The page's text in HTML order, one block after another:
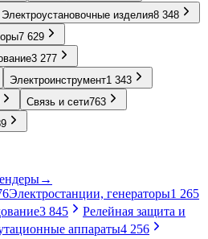
Электроустановочные изделия8 348
7 629
3 277
Электроинструмент1 343
Связь и сети763
→
Электростанции, генераторы1 265
3 845
Релейная защита и
аппараты4 256